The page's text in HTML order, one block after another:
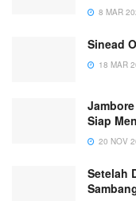
8 MAR
Sinead
18 MAR
Siap
20 NOV
Setelah